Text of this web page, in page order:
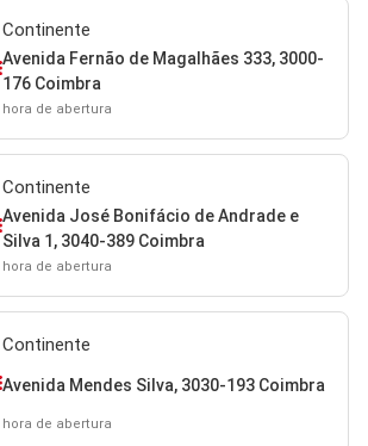
Continente
Avenida Fernão de Magalhães 333, 3000-
176 Coimbra
hora de abertura
Continente
Avenida José Bonifácio de Andrade e
Silva 1, 3040-389 Coimbra
hora de abertura
Continente
Avenida Mendes Silva, 3030-193 Coimbra
hora de abertura